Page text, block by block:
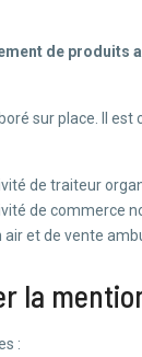
de produits
sur place. Il
de traiteur
de commerce
et de vente
la
: